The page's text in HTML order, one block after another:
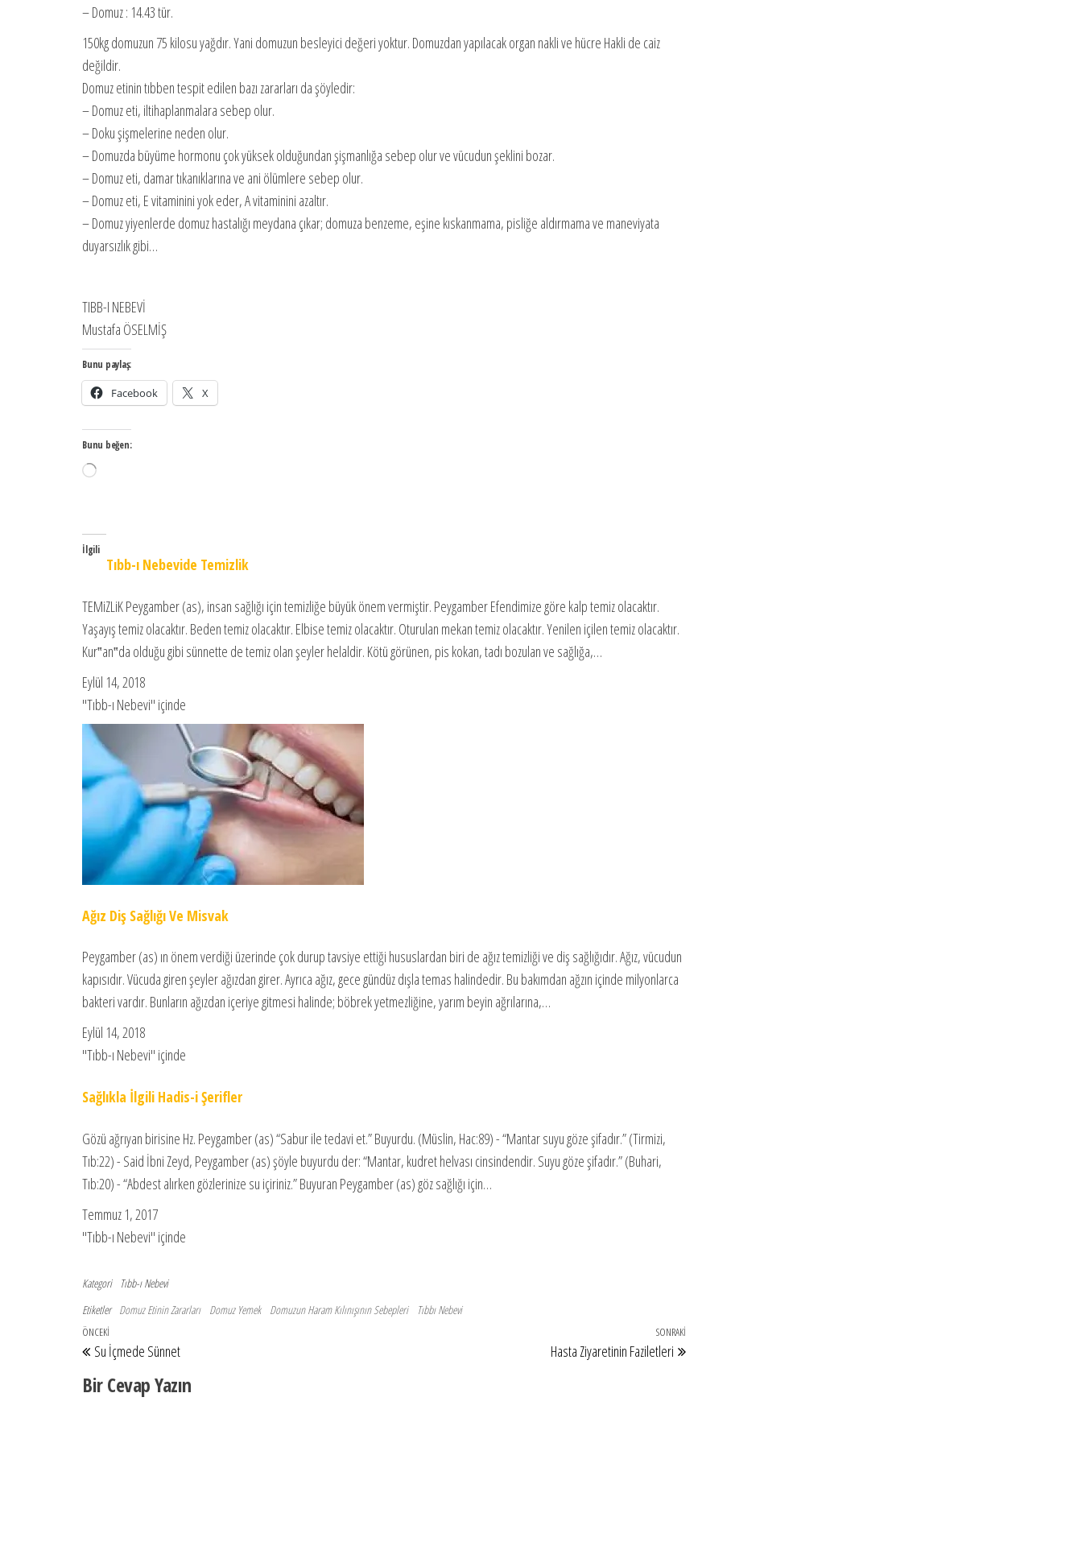
– Domuz : 14.43 tür.
150kg domuzun 75 kilosu yağdır. Yani domuzun besleyici değeri yoktur. Domuzdan yapılacak organ nakli ve hücre Hakli de caiz
değildir.
Domuz etinin tıbben tespit edilen bazı zararları da şöyledir:
– Domuz eti, iltihaplanmalara sebep olur.
– Doku şişmelerine neden olur.
– Domuzda büyüme hormonu çok yüksek olduğundan şişmanlığa sebep olur ve vücudun şeklini bozar.
– Domuz eti, damar tıkanıklarına ve ani ölümlere sebep olur.
– Domuz eti, E vitaminini yok eder, A vitaminini azaltır.
– Domuz yiyenlerde domuz hastalığı meydana çıkar; domuza benzeme, eşine kıskanmama, pisliğe aldırmama ve maneviyata
duyarsızlık gibi…
TIBB-I NEBEVİ
Mustafa ÖSELMİŞ
Bunu paylaş:
Facebook X
Bunu beğen:
Yükleniyor...
İlgili
Tıbb-ı Nebevide Temizlik
TEMiZLiK Peygamber (as), insan sağlığı için temizliğe büyük önem vermiştir. Peygamber Efendimize göre kalp temiz olacaktır.
Yaşayış temiz olacaktır. Beden temiz olacaktır. Elbise temiz olacaktır. Oturulan mekan temiz olacaktır. Yenilen içilen temiz olacaktır.
Kur‟an‟da olduğu gibi sünnette de temiz olan şeyler helaldir. Kötü görünen, pis kokan, tadı bozulan ve sağlığa,…
Eylül 14, 2018
"Tıbb-ı Nebevi" içinde
Ağız Diş Sağlığı Ve Misvak
Peygamber (as) ın önem verdiği üzerinde çok durup tavsiye ettiği hususlardan biri de ağız temizliği ve diş sağlığıdır. Ağız, vücudun
kapısıdır. Vücuda giren şeyler ağızdan girer. Ayrıca ağız, gece gündüz dışla temas halindedir. Bu bakımdan ağzın içinde milyonlarca
bakteri vardır. Bunların ağızdan içeriye gitmesi halinde; böbrek yetmezliğine, yarım beyin ağrılarına,…
Eylül 14, 2018
"Tıbb-ı Nebevi" içinde
Sağlıkla İlgili Hadis-i Şerifler
Gözü ağrıyan birisine Hz. Peygamber (as) “Sabur ile tedavi et.” Buyurdu. (Müslin, Hac:89) - “Mantar suyu göze şifadır.” (Tirmizi,
Tıb:22) - Said İbni Zeyd, Peygamber (as) şöyle buyurdu der: “Mantar, kudret helvası cinsindendir. Suyu göze şifadır.” (Buhari,
Tıb:20) - “Abdest alırken gözlerinize su içiriniz.” Buyuran Peygamber (as) göz sağlığı için…
Temmuz 1, 2017
"Tıbb-ı Nebevi" içinde
Kategori
Tıbb-ı Nebevi
Etiketler Domuz Etinin Zararları Domuz Yemek Domuzun Haram Kılınışının Sebepleri Tıbbı Nebevi
Yazı gezinmesi
Önceki Yazı
ÖNCEKI
Su İçmede Sünnet
SONRAKI
Hasta Ziyaretinin Faziletleri
Bir Cevap Yazın